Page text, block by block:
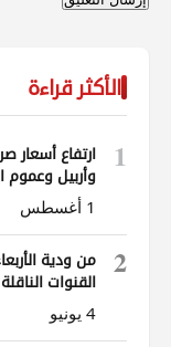
الأكثر قراءة
1
ارتفاع أسعار
وأربيل وعموم
1 أغسطس
2
القنوات
4 يونيو